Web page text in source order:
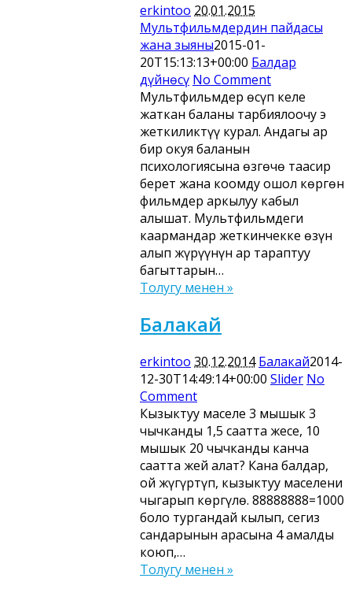
erkintoo 20.01.2015
Мультфильмдердин пайдасы
жана зыяны2015-01-
20T15:13:13+00:00 Балдар
дүйнөсү No Comment
Мультфильмдер өсүп келе
жаткан баланы тарбиялоочу эң
жеткиликтүү курал. Андагы ар
бир окуя баланын
психологиясына өзгөчө таасир
берет жана коомду ошол көргөн
фильмдер аркылуу кабыл
алышат. Мультфильмдеги
каармандар жеткинчекке өзүн
алып жүрүүнүн ар тараптуу
багыттарын…
Толугу менен »
Балакай
erkintoo 30.12.2014 Балакай2014-
12-30T14:49:14+00:00 Slider No
Comment
Кызыктуу маселе 3 мышык 3
чычканды 1,5 саатта жесе, 10
мышык 20 чычканды канча
саатта жей алат? Кана балдар,
ой жүгүртүп, кызыктуу маселени
чыгарып көргүлө. 88888888=1000
боло тургандай кылып, сегиз
сандарынын арасына 4 амалды
коюп,…
Толугу менен »